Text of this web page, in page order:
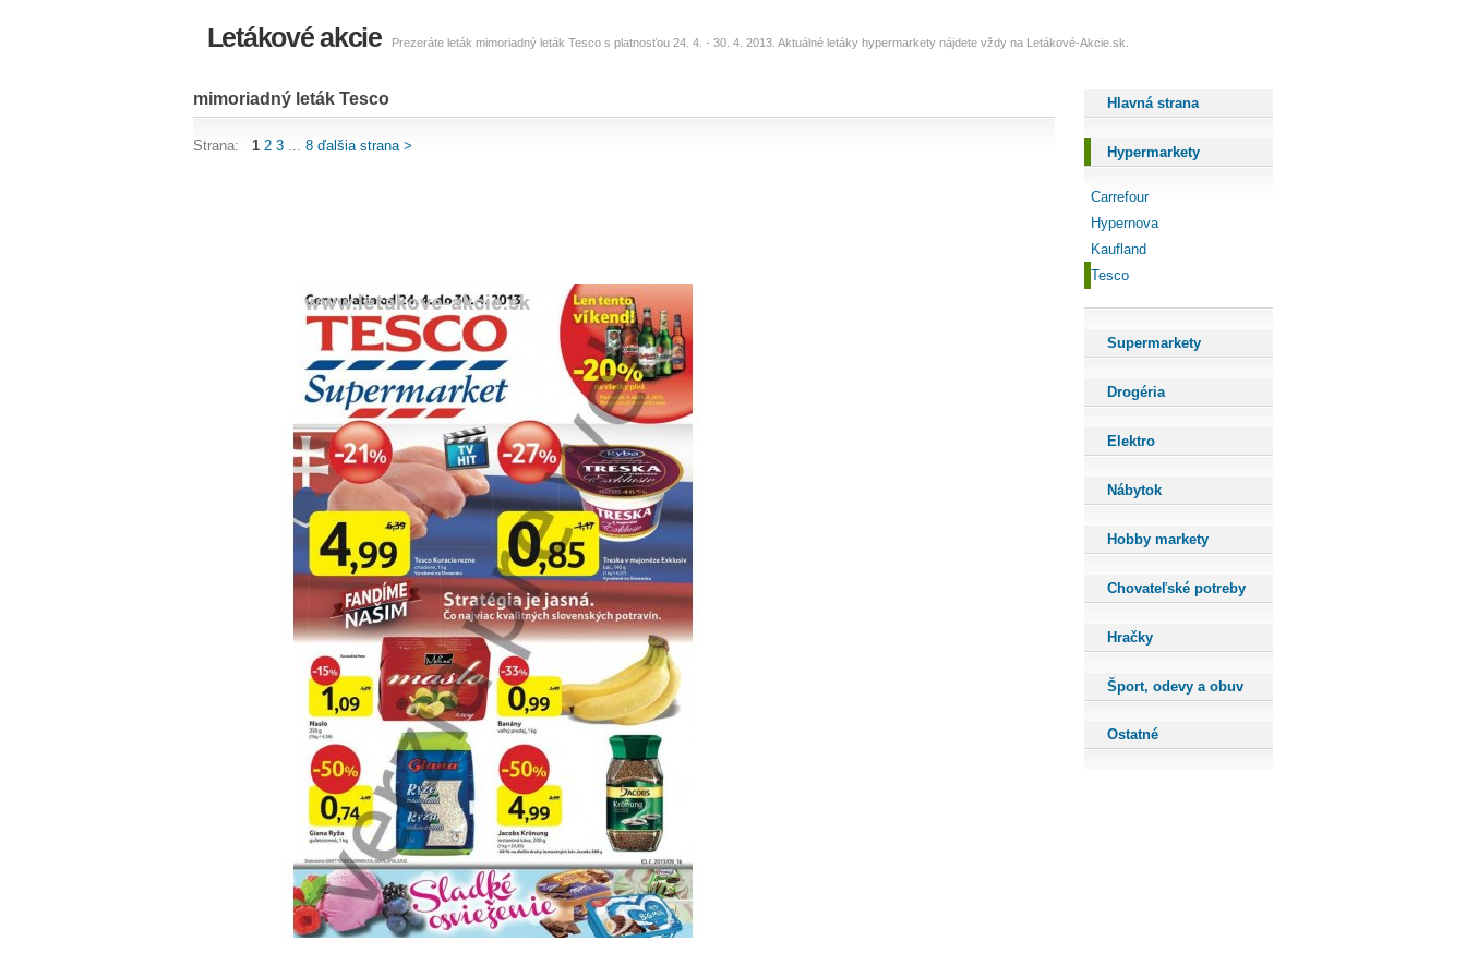
Letákové akcie Prezeráte leták mimoriadný leták Tesco s platnosťou 24. 4. - 30. 4. 2013. Aktuálné letáky hypermarkety nájdete vždy na Letákové-Akcie.sk.
mimoriadný leták Tesco
Strana: 1 2 3 8 ďalšia strana >
Hlavná strana
Hypermarkety
Carrefour
Hypernova
Kaufland
Tesco
Supermarkety
Drogéria
Elektro
Nábytok
Hobby markety
Chovateľské potreby
Hračky
Šport, odevy a obuv
Ostatné